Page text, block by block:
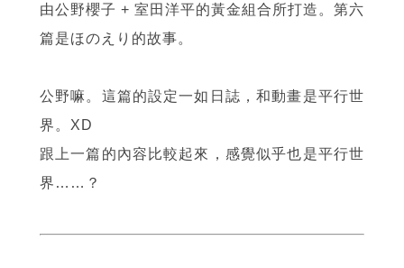
由公野櫻子 + 室田洋平的黃金組合所打造。第六
篇是ほのえり的故事。
公野嘛。這篇的設定一如日誌，和動畫是平行世
界。XD
跟上一篇的內容比較起來，感覺似乎也是平行世
界……？